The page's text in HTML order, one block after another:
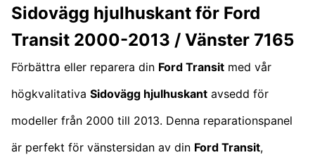
Sidovägg hjulhuskant för Ford
Transit 2000-2013 / Vänster 7165
Förbättra eller reparera din Ford Transit med vår
högkvalitativa Sidovägg hjulhuskant avsedd för
modeller från 2000 till 2013. Denna reparationspanel
är perfekt för vänstersidan av din Ford Transit,